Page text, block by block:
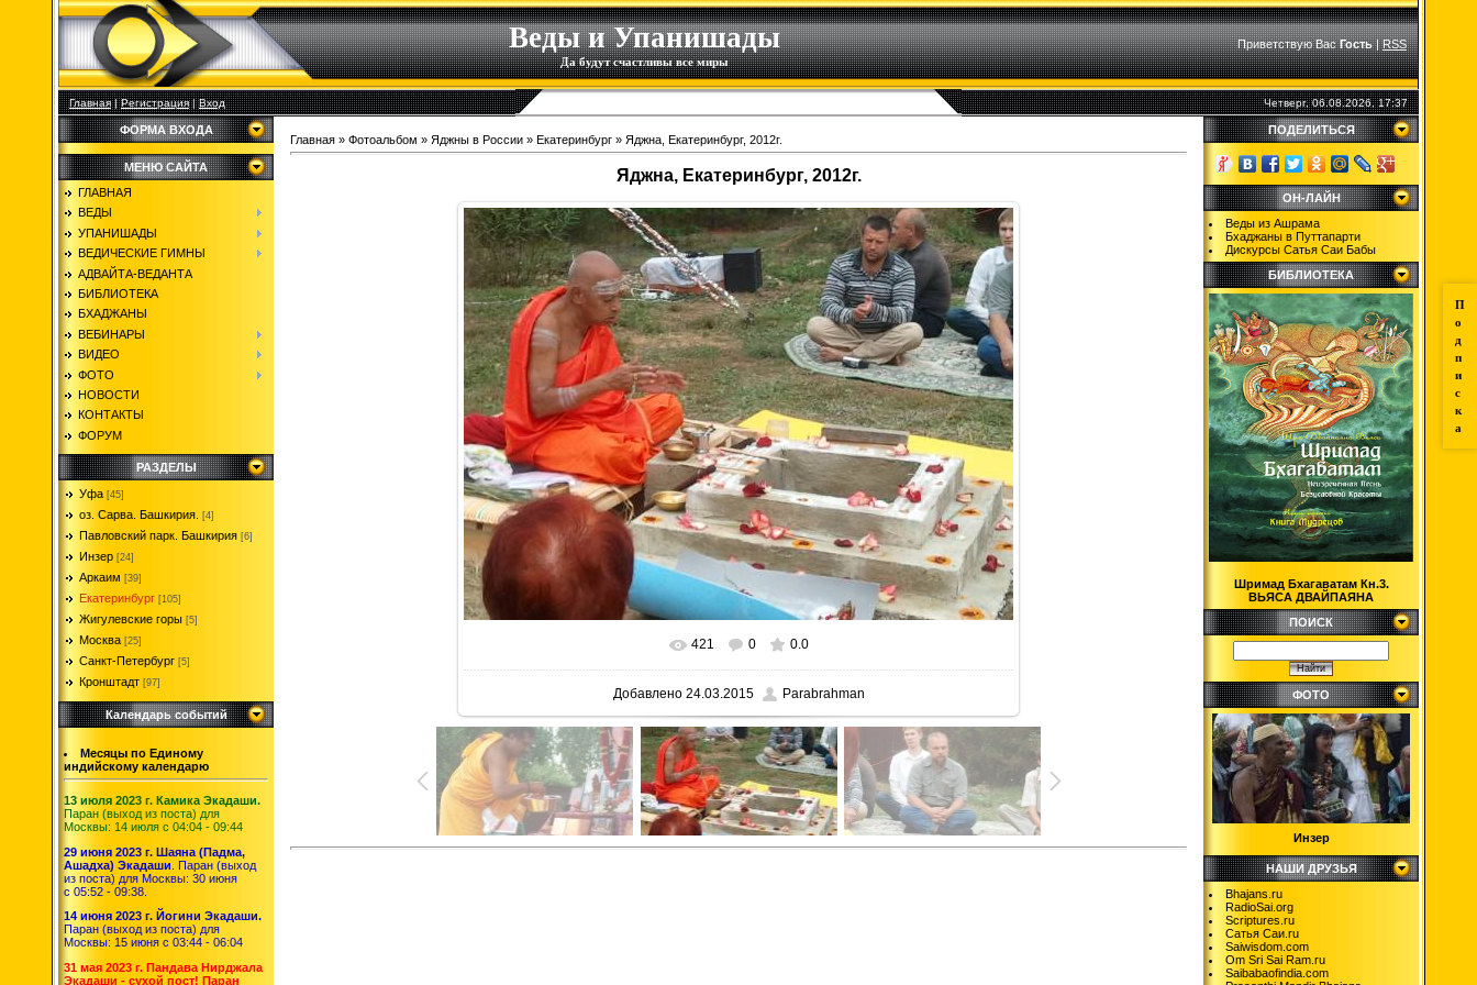
Веды и Упанишады
Да будут счастливы все миры
Приветствую Вас Гость|RSS
Главная|Регистрация|Вход Четверг, 06.08.2026, 17:37
П
о
д
п
и
с
к
а
ФОРМА ВХОДА
МЕНЮ САЙТА
ГЛАВНАЯ
ВЕДЫ
УПАНИШАДЫ
ВЕДИЧЕСКИЕ ГИМНЫ
АДВАЙТА-ВЕДАНТА
БИБЛИОТЕКА
БХАДЖАНЫ
ВЕБИНАРЫ
ВИДЕО
ФОТО
НОВОСТИ
КОНТАКТЫ
ФОРУМ
РАЗДЕЛЫ
Уфа [45]
оз. Сарва. Башкирия. [4]
Павловский парк. Башкирия [6]
Инзер [24]
Аркаим [39]
Екатеринбург [105]
Жигулевские горы [5]
Москва [25]
Санкт-Петербург [5]
Кронштадт [97]
Календарь событий
Месяцы по Единому
индийскому календарю
13 июля 2023 г. Камика Экадаши.
Паран (выход из поста) для
Москвы: 14 июля с 04:04 - 09:44
29 июня 2023 г. Шаяна (Падма,
Ашадха) Экадаши . Паран (выход
из поста) для Москвы: 30 июня
с 05:52 - 09:38.
14 июня 2023 г. Йогини Экадаши.
Паран (выход из поста) для
Москвы: 15 июня с 03:44 - 06:04
31 мая 2023 г. Пандава Нирджала
Экадаши - сухой пост! Паран
Главная » Фотоальбом » Яджны в России » Екатеринбург » Яджна, Екатеринбург, 2012г.
Яджна, Екатеринбург, 2012г.
В реальном размере 1600x1200
421 0 0.0
Добавлено24.03.2015 Parabrahman
ПОДЕЛИТЬСЯ
ОН-ЛАЙН
Веды из Ашрама
Бхаджаны в Путтапарти
Дискурсы Сатья Саи Бабы
БИБЛИОТЕКА
Шримад Бхагаватам Кн.3.
ВЬЯСА ДВАЙПАЯНА
ПОИСК
ФОТО
Инзер
НАШИ ДРУЗЬЯ
Bhajans.ru
RadioSai.org
Scriptures.ru
Сатья Саи.ru
Saiwisdom.com
Om Sri Sai Ram.ru
Saibabaofindia.com